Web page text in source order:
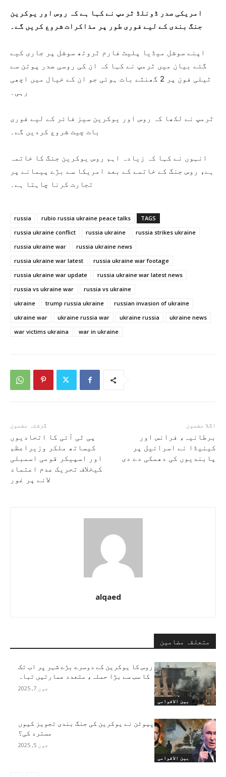
امریکی صدر ڈونلڈ ٹرمپ نے کہا ہے کہ روس اور یوکرین
جنگ بندی کے لیے فوری طور پر مذاکرات شروع کریں گے۔
اپنے سوشل میڈیا پلیٹ فارم ٹروتھ سوشل پر جاری کیے
گئے بیان میں ٹرمپ نے کہا کہ ان کی روسی صدر پوتن سے
ٹیلی فون پر 2 گھنٹے بات ہوئی جو ان کے خیال میں اچھی
رہی۔
ٹرمپ نے لکھا کہ روس اور یوکرین سیز فائر کے لیے فوری
بات چیت شروع کردیں گے۔
انہوں نے کہا کہ زیادہ اہم روس یوکرین جنگ کا خاتمہ
ہے، روس جنگ کے خاتمے کے بعد امریکا سے بڑے پیمانے پر
تجارت کرنا چاہتا ہے۔
TAGS
rubio russia ukraine peace talks
russia
russia strikes ukraine
russia ukraine
russia ukraine conflict
russia ukraine news
russia ukraine war
russia ukraine war footage
russia ukraine war latest
russia ukraine war latest news
russia ukraine war update
russia vs ukraine
russia vs ukraine war
russian invasion of ukraine
trump russia ukraine
ukraine
ukraine news
ukraine russia
ukraine russia war
ukraine war
war in ukraine
war victims ukraina
گزشتہ مضمون
پی ٹی آئی کا اتحادیوں
کیساتھ ملکر وزیراعظم
اور اسپیکر قومی اسمبلی
کیخلاف تحریک عدم اعتماد
لانے پر غور
اگلا مضمون
برطانیہ، فرانس اور
کینیڈا نے اسرائیل پر
پابندیوں کی دھمکی دے دی
alqaed
متعلقہ مضامین
بین الاقوامی
روس کا یوکرین کے دوسرے بڑے شہر پر اب تک
کا سب سے بڑا حملہ، متعدد عمارتیں تباہ
جون 7, 2025
بین الاقوامی
پیوٹن نے یوکرین کی جنگ بندی تجویز کیوں
مسترد کی؟
جون 5, 2025